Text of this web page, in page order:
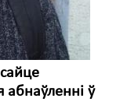
абнаўленні ў